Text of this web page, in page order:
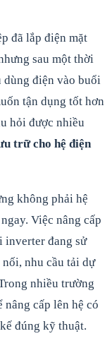
đã lắp điện mặt
sau một thời
dùng điện vào buổi
tận dụng tốt hơn
hỏi được nhiều
trữ cho hệ điện
không phải hệ
Việc nâng cấp
inverter đang sử
nhu cầu tải dự
nhiều trường
cấp lên hệ có
đúng kỹ thuật.